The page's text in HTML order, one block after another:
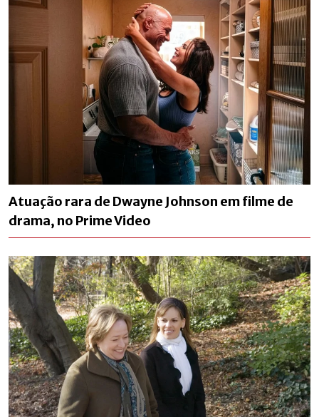
Atuação rara de Dwayne Johnson em filme de
drama, no Prime Video